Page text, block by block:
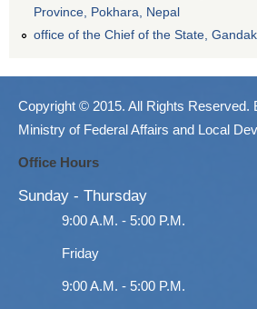
Province, Pokhara, Nepal
office of the Chief of the State,
Copyright © 2015. All Rights Reserved.
Ministry of Federal Affairs and Local
Office Hours
Sunday - Thursday
9:00 A.M. - 5:00 P.M.
Friday
9:00 A.M. - 5:00 P.M.